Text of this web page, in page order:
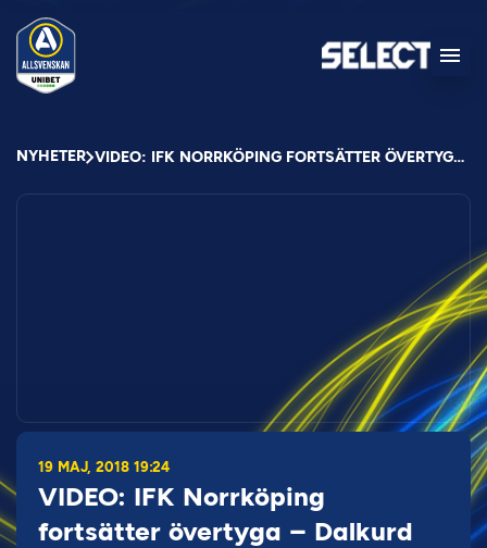
NYHETER VIDEO: IFK NORRKÖPING FORTSÄTTER ÖVERTYGA – DALKURD HALKAR EFTER
19 MAJ, 2018 19:24
VIDEO: IFK Norrköping
fortsätter övertyga – Dalkurd